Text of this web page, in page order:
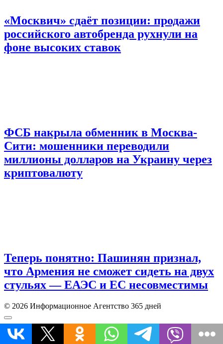
«Москвич» сдаёт позиции: продажи
российского автобренда рухнули на
фоне высоких ставок
ФСБ накрыла обменник в Москва-
Сити: мошенники переводили
миллионы долларов на Украину через
криптовалюту
Теперь понятно: Пашинян признал,
что Армения не сможет сидеть на двух
стульях — ЕАЭС и ЕС несовместимы
© 2026 Информационное Агентство 365 дней